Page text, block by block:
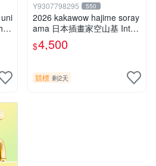
Y9307798295 550
2026 kakawow hajime soray
ama 日本插畫家空山基 Inter
national國際版官方收藏簽名
盒卡
$4,500
競標 剩2天